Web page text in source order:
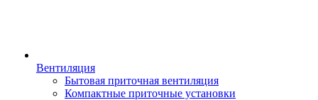
Вентиляция
Бытовая приточная вентиляция
Компактные приточные установки